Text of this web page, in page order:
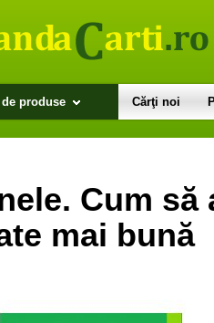
produse Cărţi noi
Cum
mai bună